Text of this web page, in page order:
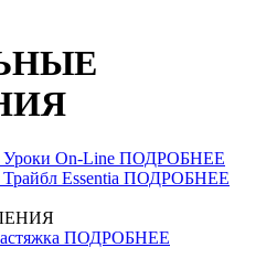
Уроки On-Line ПОДРОБНЕЕ
Трайбл Essentia ПОДРОБНЕЕ
ПОДРОБНЕЕ